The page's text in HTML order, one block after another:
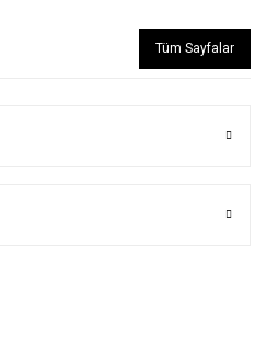
Tüm Sayfalar